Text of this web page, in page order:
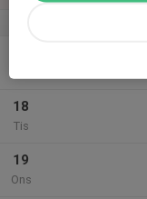
Mån
18
Tis
19
Ons